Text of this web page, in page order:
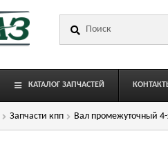
КАТАЛОГ ЗАПЧАСТЕЙ
Запчасти кпп Вал промежуточный 4-